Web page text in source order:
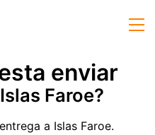
enviar
Faroe?
a Islas Faroe.